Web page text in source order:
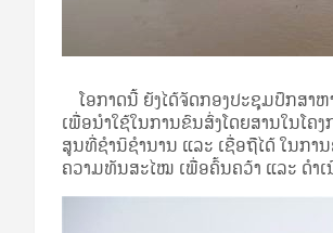
ໂອກາດນີ້ ຍັງໄດ້ຈັດກອງປະຊຸມປຶກສາຫ
ເພື່ອນໍາໃຊ້ໃນການຂົນສົ່ງໂດຍສານໃນໂ
ສູນທີ່ຊໍານິຊໍານານ ແລະ ເຊື່ອຖືໄດ້ ໃນກ
ຄວາມທັນສະໄໝ ເພື່ອຄົ້ນຄວ້າ ແລະ ດໍາ